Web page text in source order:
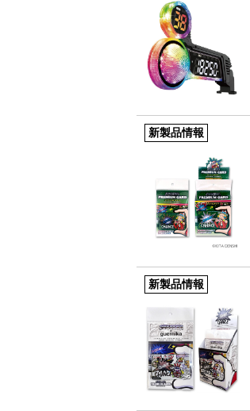
新製品情報
新製品情報